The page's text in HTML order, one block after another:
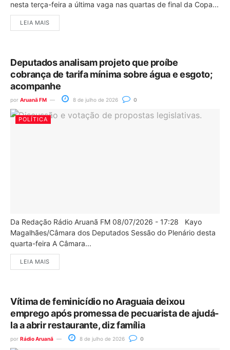
nesta terça-feira a última vaga nas quartas de final da Copa...
LEIA MAIS
Deputados analisam projeto que proíbe
cobrança de tarifa mínima sobre água e esgoto;
acompanhe
por Aruanã FM 8 de julho de 2026 0
POLÍTICA
Da Redação Rádio Aruanã FM 08/07/2026 - 17:28 Kayo
Magalhães/Câmara dos Deputados Sessão do Plenário desta
quarta-feira A Câmara...
LEIA MAIS
Vítima de feminicídio no Araguaia deixou
emprego após promessa de pecuarista de ajudá-
la a abrir restaurante, diz família
por Rádio Aruanã 8 de julho de 2026 0